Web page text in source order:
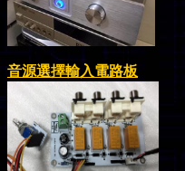
音源選擇輸入電路板